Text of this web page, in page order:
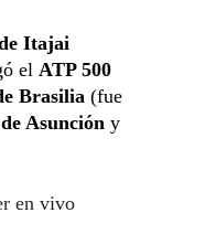
Itajai
el ATP 500
Brasilia (fue
Asunción y
en vivo